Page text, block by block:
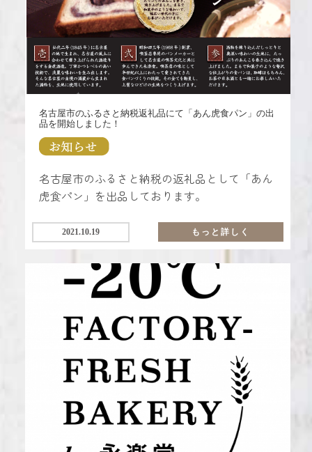
名古屋市のふるさと納税返礼品にて「あん虎食パン」の出
品を開始しました！
名古屋市のふるさと納税の返礼品として「あん
虎食パン」を出品しております。
2021.10.19 もっと詳しく